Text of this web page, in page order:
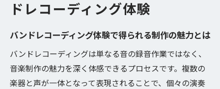
バンドレコーディングに適した環境選びの
重要性
地元クリエイターが語るバンドレコーディ
ングの工夫
バンドレコーディング初心者も安心の制作ポイ
ント紹介
ドレコーディング体験
バンドレコーディング体験で得られる制作の魅力とは
バンドレコーディングは単なる音の録音作業ではなく、
音楽制作の魅力を深く体感できるプロセスです。複数の
楽器と声が一体となって表現されることで、個々の演奏